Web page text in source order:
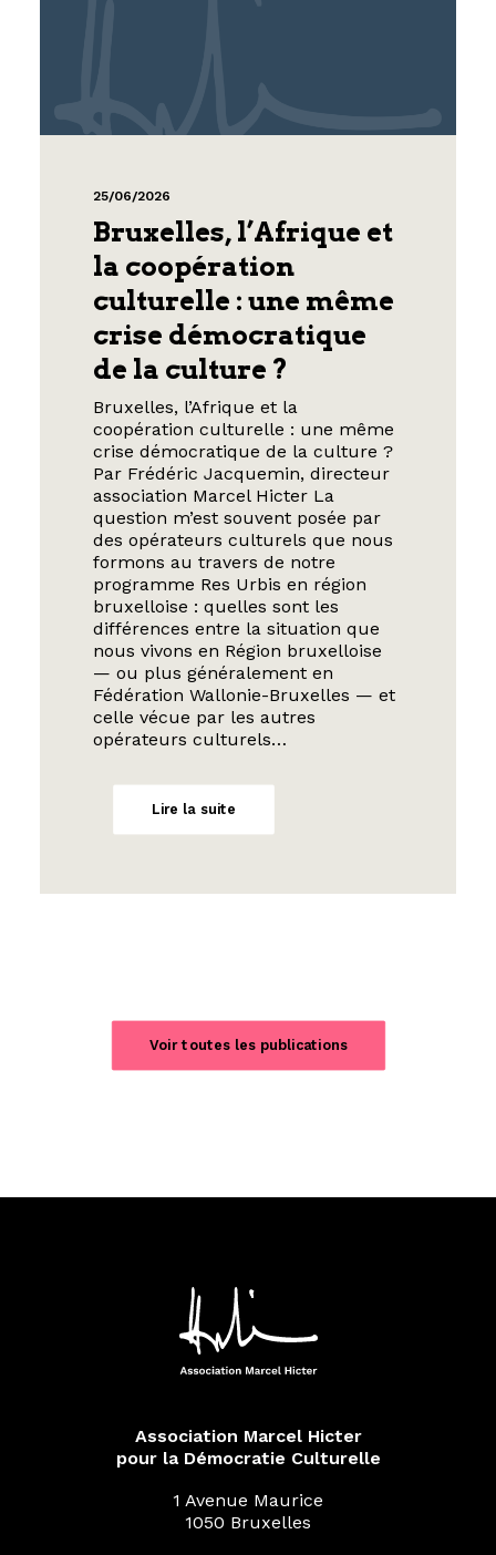
25/06/2026
Bruxelles, l’Afrique et
la coopération
culturelle : une même
crise démocratique
de la culture ?
Bruxelles, l’Afrique et la
coopération culturelle : une même
crise démocratique de la culture ?
Par Frédéric Jacquemin, directeur
association Marcel Hicter La
question m’est souvent posée par
des opérateurs culturels que nous
formons au travers de notre
programme Res Urbis en région
bruxelloise : quelles sont les
différences entre la situation que
nous vivons en Région bruxelloise
— ou plus généralement en
Fédération Wallonie-Bruxelles — et
celle vécue par les autres
opérateurs culturels…
Lire la suite
Voir toutes les publications
Association Marcel Hicter
pour la Démocratie Culturelle
1 Avenue Maurice
1050 Bruxelles